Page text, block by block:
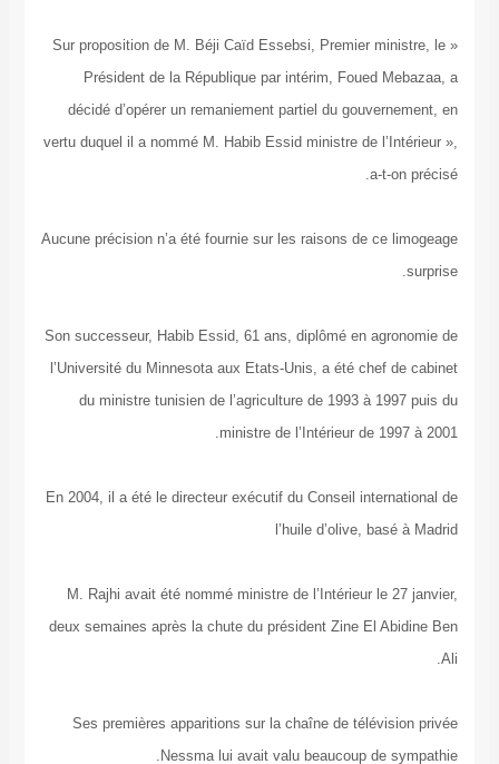
« Sur proposition de M. Béji Caïd Essebsi, Premier
Président de la République par intérim, Foued
décidé d’opérer un remaniement partiel du
vertu duquel il a nommé M. Habib Essid ministre de
Aucune précision n’a été fournie sur les raisons de
Son successeur, Habib Essid, 61 ans, diplômé en
l’Université du Minnesota aux Etats-Unis, a été
du ministre tunisien de l’agriculture de 1993 à
ministre de l’Intérieur de
En 2004, il a été le directeur exécutif du Conseil
l’huile d’olive,
M. Rajhi avait été nommé ministre de l’Intérieur
deux semaines après la chute du président Zine El
Ses premières apparitions sur la chaîne de
Nessma lui avait valu beaucoup de